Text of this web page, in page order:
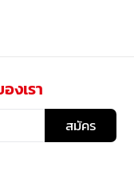
งเรา
สมัคร